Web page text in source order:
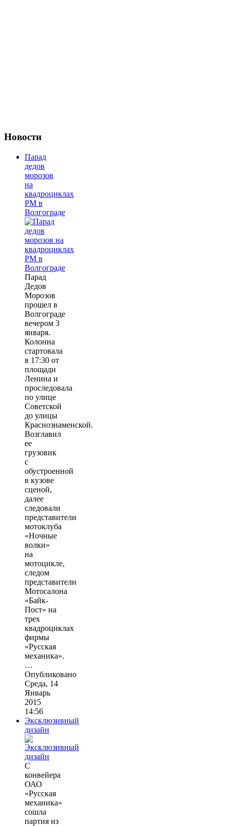
Новости
Парад
дедов
морозов
на
квадроциклах
РМ в
Волгограде
Парад
Дедов
Морозов
прошел в
Волгограде
вечером 3
января.
Колонна
стартовала
в 17:30 от
площади
Ленина и
проследовала
по улице
Советской
до улицы
Краснознаменской.
Возглавил
ее
грузовик
с
обустроенной
в кузове
сценой,
далее
следовали
представители
мотоклуба
«Ночные
волки»
на
мотоцикле,
следом
представители
Мотосалона
«Байк-
Пост» на
трех
квадроциклах
фирмы
«Русская
механика».
…
Опубликовано
Среда, 14
Январь
2015
14:56
Эксклюзивный
дизайн
С
конвейера
ОАО
«Русская
механика»
сошла
партия из